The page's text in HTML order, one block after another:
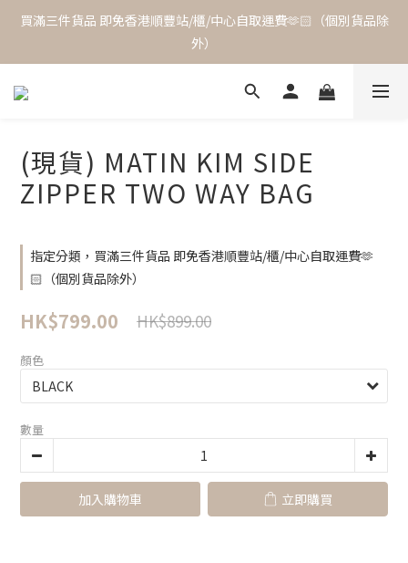
買滿三件貨品 即免香港順豐站/櫃/中心自取運費🫶🏻（個別貨品除
外）
(現貨) MATIN KIM SIDE
ZIPPER TWO WAY BAG
指定分類，買滿三件貨品 即免香港順豐站/櫃/中心自取運費🫶
🏻（個別貨品除外）
HK$799.00 HK$899.00
顏色
數量
加入購物車 立即購買